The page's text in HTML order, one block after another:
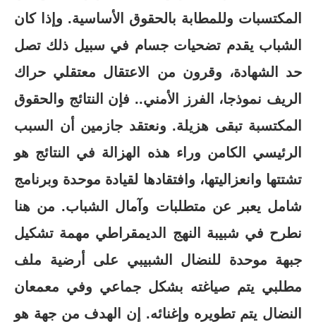
المكتسبات وللمطابة بالحقوق الأساسية. وإذا كان
الشباب يقدم تضحيات جسام في سبيل ذلك تصل
حد الشهادة، وقرون من الاعتقال معتقلي حراك
الريف نموذجا، الفرز الأمني.. فإن النتائج والحقوق
المكتسبة تبقى هزيلة. ونعتقد جازمين أن السبب
الرئيسي الكامن وراء هذه الهزالة في النتائج هو
تشتتها وانعزاليتها، وافتقادها لقيادة موحدة وبرنامج
شامل يعبر عن متطلبات وآمال الشباب. من هنا
نطرح في شبيبة النهج الديمقراطي مهمة تشكيل
جبهة موحدة للنضال الشبيبي على أرضية ملف
مطلبي يتم صياغته بشكل جماعي وفي معمعان
النضال يتم تطويره وإغنائه. إن الهدف من جهة هو